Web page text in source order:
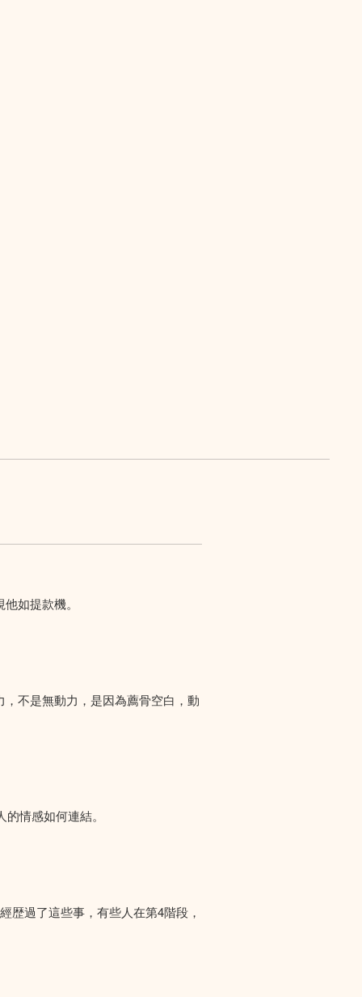
如提款機。
不是無動力，是因為薦骨空白，動
情感如何連結。
歴過了這些事，有些人在第4階段，